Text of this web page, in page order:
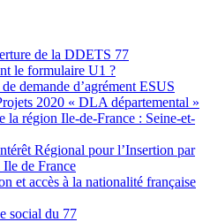
de la DDETS 77
le formulaire U1 ?
demande d’agrément ESUS
2020 « DLA départemental »
la région Ile-de-France : Seine-et-
Régional pour l’Insertion par
de France
et accès à la nationalité française
social du 77